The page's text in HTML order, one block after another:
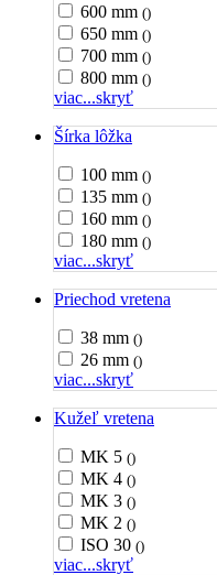
600 mm ()
650 mm ()
700 mm ()
800 mm ()
viac...skryť
Šírka lôžka
100 mm ()
135 mm ()
160 mm ()
180 mm ()
viac...skryť
Priechod vretena
38 mm ()
26 mm ()
viac...skryť
Kužeľ vretena
MK 5 ()
MK 4 ()
MK 3 ()
MK 2 ()
ISO 30 ()
viac...skryť